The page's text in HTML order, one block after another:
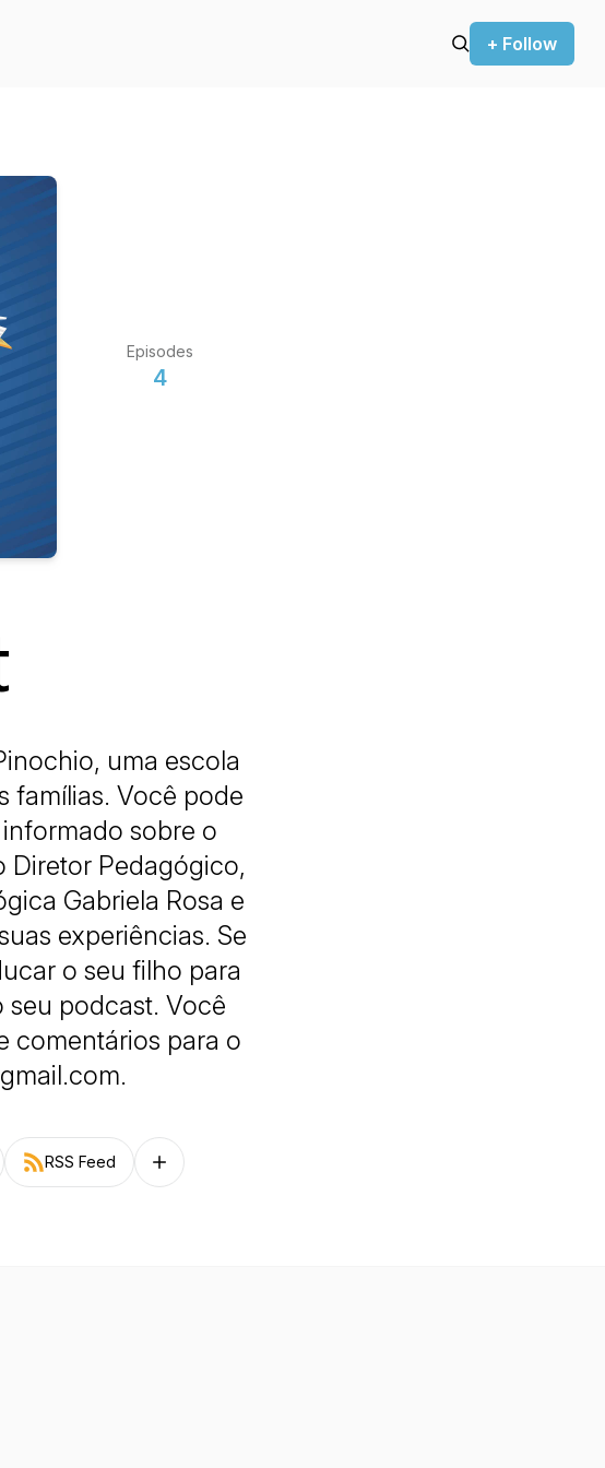
+ Follow
Episodes
4
uma escola
famílias. Você pode
sobre o
Diretor Pedagógico,
Gabriela Rosa e
experiências. Se
o seu filho para
seu podcast. Você
comentários para o
RSS Feed Follow on other platforms